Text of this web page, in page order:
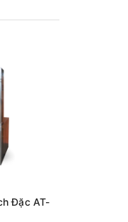
Đặc AT-